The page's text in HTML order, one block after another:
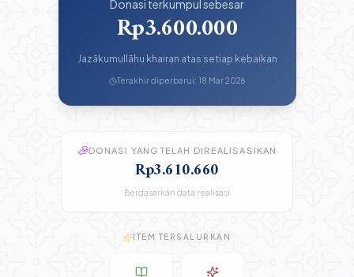
Donasi terkumpul sebesar
Rp3.600.000
Jazākumullāhu khairan atas setiap kebaikan
Terakhir diperbarui: 18 Mar 2026
DONASI YANG TELAH DIREALISASIKAN
Rp3.610.660
Berdasarkan data realisasi
ITEM TERSALURKAN